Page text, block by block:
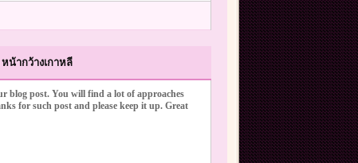
น้ากว้างเกาหลี
blog post. You will find a lot of approaches
for such post and please keep it up. Great